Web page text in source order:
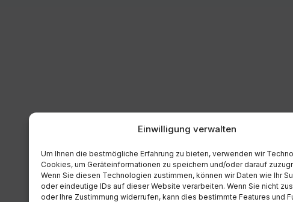
Einwilligung verwalten
Um Ihnen die bestmögliche Erfahrung zu bieten, verwenden wir
Cookies, um Geräteinformationen zu speichern und/oder darauf
Wenn Sie diesen Technologien zustimmen, können wir Daten wie Ihr
oder eindeutige IDs auf dieser Website verarbeiten. Wenn Sie nicht
oder Ihre Zustimmung widerrufen, kann dies bestimmte Features und